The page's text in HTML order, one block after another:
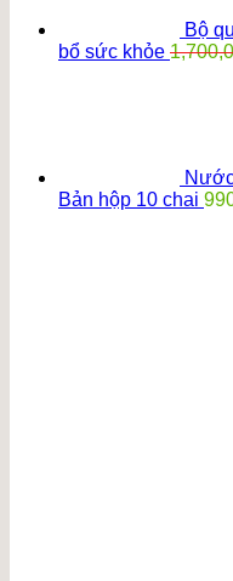
Bộ
bổ sức khỏe
Bản hộp 10 chai